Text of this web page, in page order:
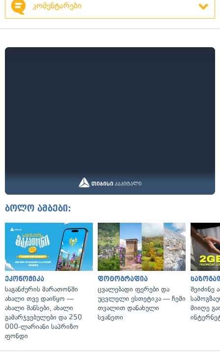
კომენტარები
ბოლო ამბები:
ეკონომიკა
საგანძურის მარათონში
ახალი თვე დაიწყო —
ახალი შანსები, ახალი
გამარჯვებულები და 250
000-ლარიანი საპრიზო
ფონდი
ფოტოგრაფია
ცვალებადი ფერები და
უცვლელი ესთეტიკა — ჩემი
თვალით დანახული
სვანეთი
შეიძინე
მიიღე